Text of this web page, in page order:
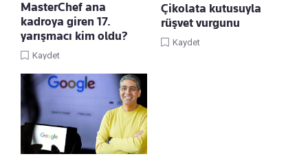
MasterChef ana
kadroya giren 17.
yarışmacı kim oldu?
Kaydet
Çikolata kutusuyla
rüşvet vurgunu
Kaydet